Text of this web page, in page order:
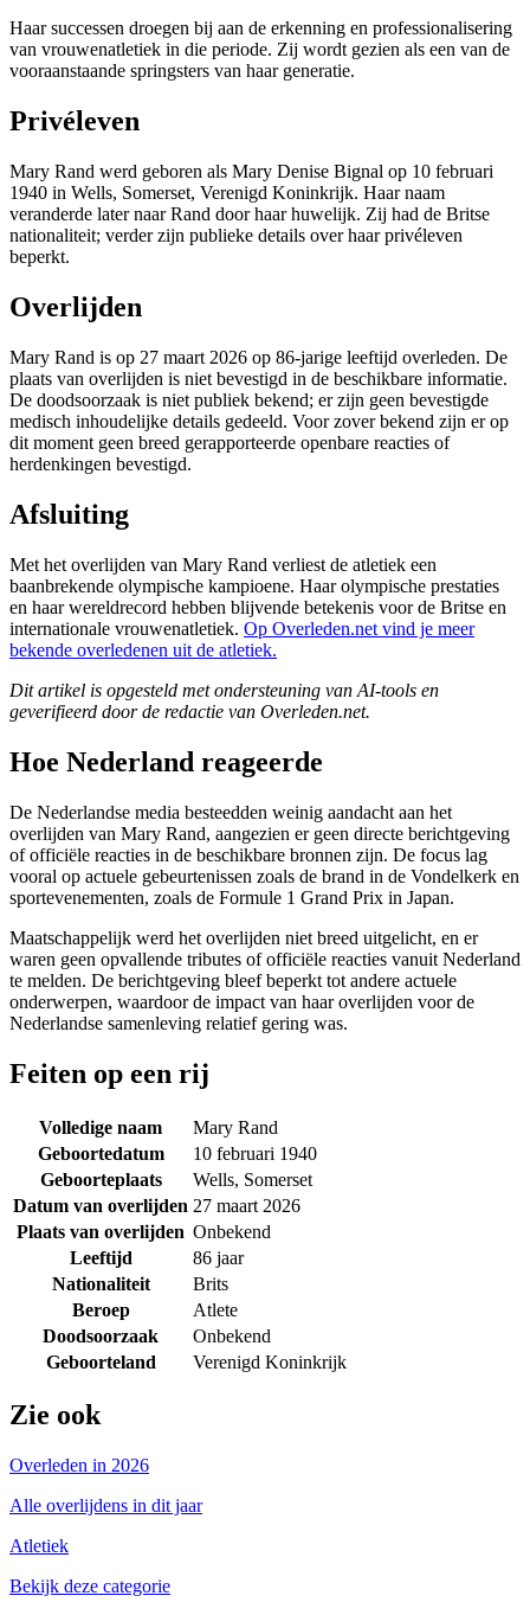
Haar successen droegen bij aan de erkenning en professionalisering
van vrouwenatletiek in die periode. Zij wordt gezien als een van de
vooraanstaande springsters van haar generatie.
Privéleven
Mary Rand werd geboren als Mary Denise Bignal op 10 februari
1940 in Wells, Somerset, Verenigd Koninkrijk. Haar naam
veranderde later naar Rand door haar huwelijk. Zij had de Britse
nationaliteit; verder zijn publieke details over haar privéleven
beperkt.
Overlijden
Mary Rand is op 27 maart 2026 op 86-jarige leeftijd overleden. De
plaats van overlijden is niet bevestigd in de beschikbare informatie.
De doodsoorzaak is niet publiek bekend; er zijn geen bevestigde
medisch inhoudelijke details gedeeld. Voor zover bekend zijn er op
dit moment geen breed gerapporteerde openbare reacties of
herdenkingen bevestigd.
Afsluiting
Met het overlijden van Mary Rand verliest de atletiek een
baanbrekende olympische kampioene. Haar olympische prestaties
en haar wereldrecord hebben blijvende betekenis voor de Britse en
internationale vrouwenatletiek. Op Overleden.net vind je meer
bekende overledenen uit de atletiek.
Dit artikel is opgesteld met ondersteuning van AI-tools en
geverifieerd door de redactie van Overleden.net.
Hoe Nederland reageerde
De Nederlandse media besteedden weinig aandacht aan het
overlijden van Mary Rand, aangezien er geen directe berichtgeving
of officiële reacties in de beschikbare bronnen zijn. De focus lag
vooral op actuele gebeurtenissen zoals de brand in de Vondelkerk en
sportevenementen, zoals de Formule 1 Grand Prix in Japan.
Maatschappelijk werd het overlijden niet breed uitgelicht, en er
waren geen opvallende tributes of officiële reacties vanuit Nederland
te melden. De berichtgeving bleef beperkt tot andere actuele
onderwerpen, waardoor de impact van haar overlijden voor de
Nederlandse samenleving relatief gering was.
Feiten op een rij
Volledige naam
Mary Rand
Geboortedatum
10 februari 1940
Geboorteplaats
Wells, Somerset
Datum van overlijden 27 maart 2026
Plaats van overlijden Onbekend
Leeftijd
86 jaar
Nationaliteit
Brits
Beroep
Atlete
Doodsoorzaak
Onbekend
Geboorteland
Verenigd Koninkrijk
Zie ook
Overleden in 2026
Alle overlijdens in dit jaar
Atletiek
Bekijk deze categorie